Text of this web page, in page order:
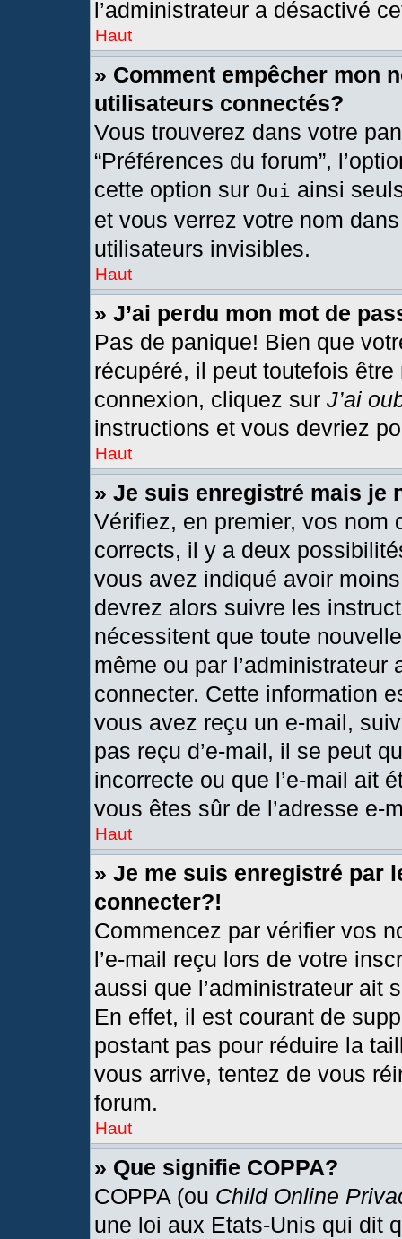
l’administrateur a désactivé
Haut
» Comment empêcher mon
utilisateurs connectés?
Vous trouverez dans votre
“Préférences du forum”,
cette option sur Oui ainsi
et vous verrez votre nom
utilisateurs invisibles.
Haut
» J’ai perdu mon mot de
Pas de panique! Bien que
récupéré, il peut toutefois
connexion, cliquez sur J’ai
instructions et vous devriez
Haut
» Je suis enregistré mais je
Vérifiez, en premier, vos nom
corrects, il y a deux
vous avez indiqué avoir
devrez alors suivre les
nécessitent que toute
même ou par
connecter. Cette information
vous avez reçu un e-mail,
pas reçu d’e-mail, il se peut
incorrecte ou que l’e-mail ait
vous êtes sûr de l’adresse e-
Haut
» Je me suis enregistré par
connecter?!
Commencez par vérifier vos
l’e-mail reçu lors de votre
aussi que l’administrateur ait
En effet, il est courant de
postant pas pour réduire la
vous arrive, tentez de vous
forum.
Haut
» Que signifie COPPA?
COPPA (ou Child Online
une loi aux Etats-Unis qui dit